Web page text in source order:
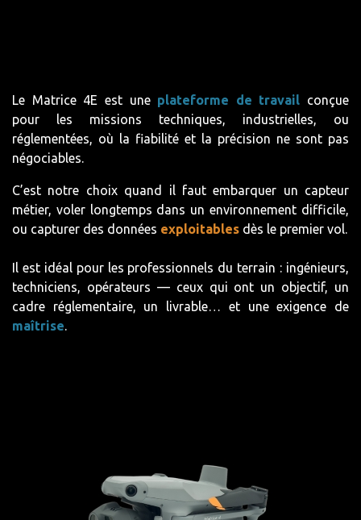
Le Matrice 4E est une plateforme de travail conçue
pour les missions techniques, industrielles, ou
réglementées, où la fiabilité et la précision ne sont pas
négociables.
C’est notre choix quand il faut embarquer un capteur
métier, voler longtemps dans un environnement difficile,
ou capturer des données exploitables dès le premier vol.
Il est idéal pour les professionnels du terrain : ingénieurs,
techniciens, opérateurs — ceux qui ont un objectif, un
cadre réglementaire, un livrable… et une exigence de
maîtrise.